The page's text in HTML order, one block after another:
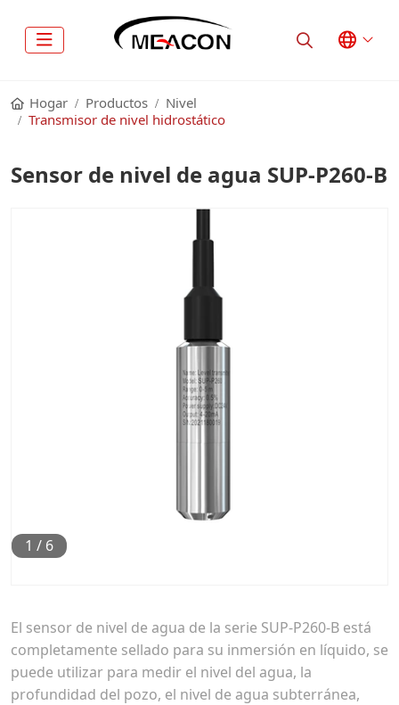
Hogar Productos
Nivel
Transmisor de nivel hidrostático
Sensor de nivel de agua SUP-P260-B
El sensor de nivel de agua de la serie SUP-P260-B está
completamente sellado para su inmersión en líquido, se
puede utilizar para medir el nivel del agua, la
profundidad del pozo, el nivel de agua subterránea,
1 / 6